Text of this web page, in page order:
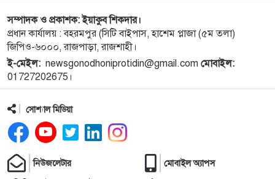
জাতীয় স্টেডিয়ামের ক্রীড়া পরিবেশ ফেরানোর অঙ্গীকার
আমিনুলের
১০
রাসিক প্রশাসককে জুলাই গণঅভ্যুত্থান সম্পর্কিত বিজয়
মিছিল ক্যানভাস ছবি উপহার
১১
১২
আট বছর পর ফিরছেন প্রীতি, জানালেন বিরতির কারণ
১৩
সম্পাদক ও প্রকাশক: ইয়াকুব শিকদার।
প্রধান কার্যালয় : বহরমপুর (সিটি বাইপাস, হাশেম প্লাজা (৫ম তলা)
জিপিও-৬০০০, রাজপাড়া, রাজশাহী।
ই-মেইল: newsgonodhoniprotidin@gmail.com মোবাইল:
01727202675।
সোশ্যাল মিডিয়া
নিউজলেটার মোবাইল অ্যাপস